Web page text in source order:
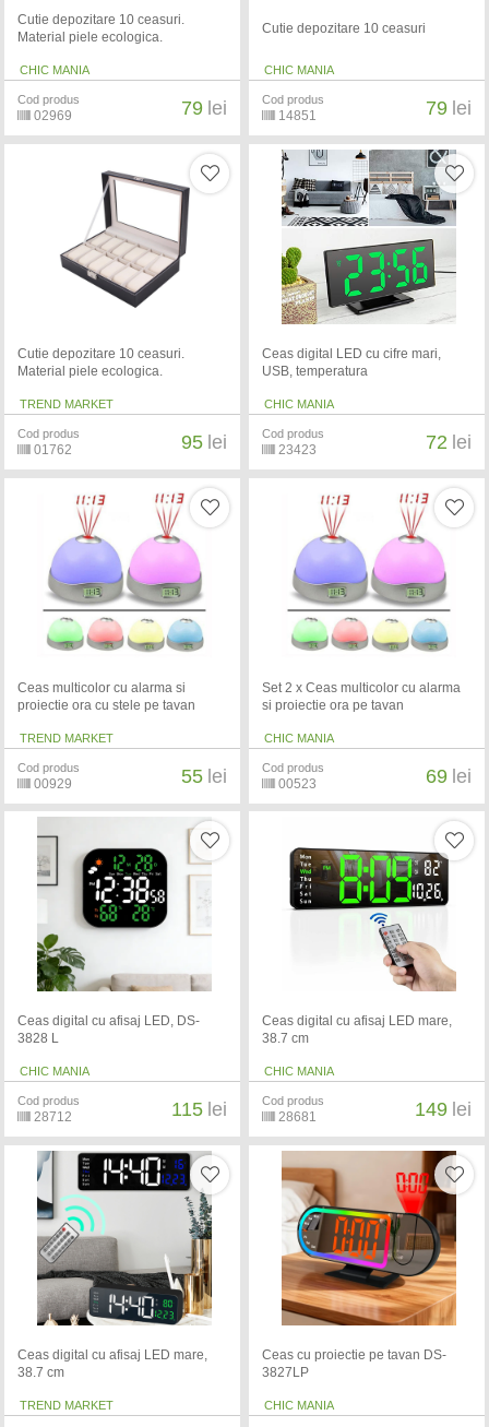
Cutie depozitare 10 ceasuri.
Material piele ecologica.
CHIC MANIA
Cod produs
02969 79 lei
Cutie depozitare 10 ceasuri
CHIC MANIA
Cod produs
14851 79 lei
Cutie depozitare 10 ceasuri.
Material piele ecologica.
TREND MARKET
Cod produs
01762 95 lei
Ceas digital LED cu cifre mari,
USB, temperatura
CHIC MANIA
Cod produs
23423 72 lei
Ceas multicolor cu alarma si
proiectie ora cu stele pe tavan
TREND MARKET
Cod produs
00929 55 lei
Set 2 x Ceas multicolor cu alarma
si proiectie ora pe tavan
CHIC MANIA
Cod produs
00523 69 lei
Ceas digital cu afisaj LED, DS-
3828 L
CHIC MANIA
Cod produs
28712 115 lei
Ceas digital cu afisaj LED mare,
38.7 cm
CHIC MANIA
Cod produs
28681 149 lei
Ceas digital cu afisaj LED mare,
38.7 cm
TREND MARKET
Ceas cu proiectie pe tavan DS-
3827LP
CHIC MANIA